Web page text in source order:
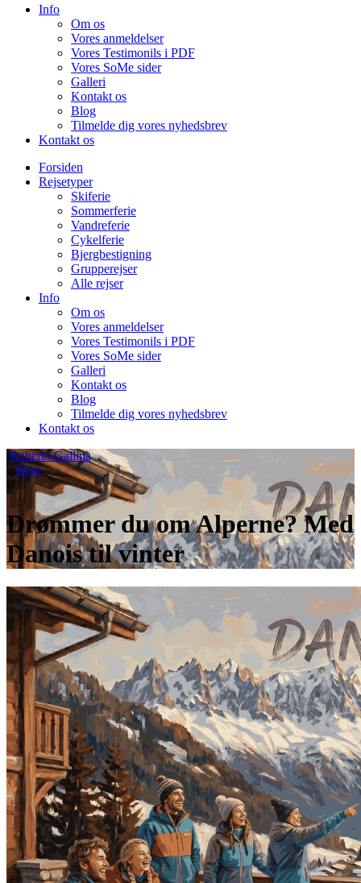
Info
Om os
Vores anmeldelser
Vores Testimonils i PDF
Vores SoMe sider
Galleri
Kontakt os
Blog
Tilmelde dig vores nyhedsbrev
Kontakt os
Forsiden
Rejsetyper
Skiferie
Sommerferie
Vandreferie
Cykelferie
Bjergbestigning
Grupperejser
Alle rejser
Info
Om os
Vores anmeldelser
Vores Testimonils i PDF
Vores SoMe sider
Galleri
Kontakt os
Blog
Tilmelde dig vores nyhedsbrev
Kontakt os
Roberto Gallina
Blog
0
Drømmer du om Alperne? Med
Danois til vinter